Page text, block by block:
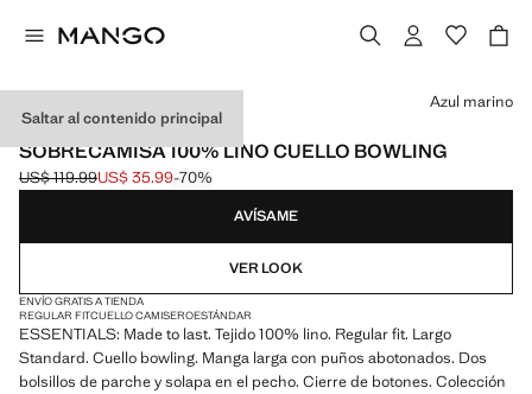
Saltar al contenido principal
ESSENTIALS
SOBRECAMISA 100% LINO CUELLO BOWLING
Precio inicial tachado [US$ 119.99 ]
US$ 119.99
Precio actual [US$ 35.99 ]
US$ 35.99-70%
Selecciona un color
Azul marino
AVÍSAME
VER LOOK
ENVÍO GRATIS A TIENDA
REGULAR FITCUELLO CAMISEROESTÁNDAR
ESSENTIALS: Made to last. Tejido 100% lino. Regular fit. Largo
Standard. Cuello bowling. Manga larga con puños abotonados. Dos
bolsillos de parche y solapa en el pecho. Cierre de botones. Colección